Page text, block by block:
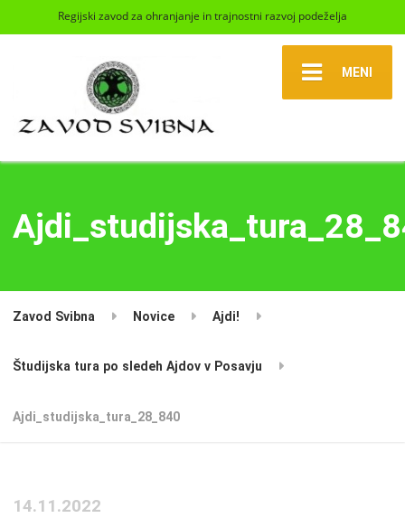
Regijski zavod za ohranjanje in trajnostni razvoj podeželja
MENI
Zavod Svibna Novice Ajdi!
Študijska tura po sledeh Ajdov v Posavju
Ajdi_studijska_tura_28_840
14.11.2022